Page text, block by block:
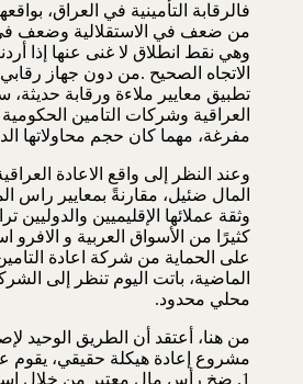
فالرقابة التأمينية في العراق،
من ضعف في الاستقلالية وضعف في
وهي نقط انطلاق لا غنى عنها إذا
الاتجاه الصحيح .من دون جهاز
تطبيق معايير ملاءة ورقابة حديثة،
العراقية وشركات التامين
مفرغة، مهما كان حجم محاولاتها
وعند النظر إلى واقع الاعادة
المال ضئيل، مقارنةً بمعايير راس
وثقة عملائها الإقليميين
كثيرًا من الأسواق العربية و الافرو
على الحماية من شركة اعادة
الماضية، باتت اليوم تنظر إلى
محلي محدود.
من هنا، أعتقد أن الطريق الوحيد
مشروع إعادة هيكلة حقيقي، يقوم
1. ضخ رأس مال معتبر من خلال